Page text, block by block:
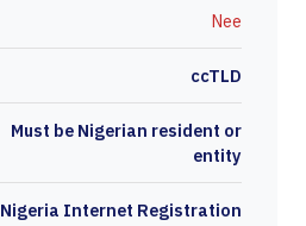
Nee
ccTLD
Must be Nigerian resident or
entity
Nigeria Internet Registration